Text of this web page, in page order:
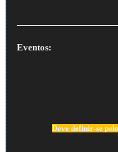
Eventos:
Deve definir-se